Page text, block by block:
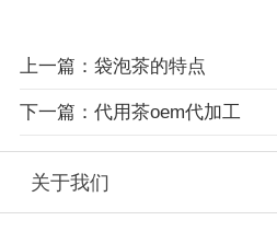
上一篇：袋泡茶的特点
下一篇：代用茶oem代加工
关于我们